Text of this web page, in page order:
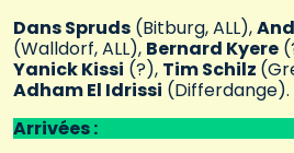
Dans Spruds (Bitburg, ALL),
(Walldorf, ALL), Bernard Kyere
Yanick Kissi (?), Tim Schilz
Adham El Idrissi (Differdange).
Arrivées :